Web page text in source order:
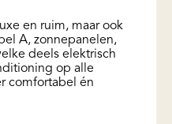
en ruim, maar ook
A, zonnepanelen,
deels elektrisch
op alle
comfortabel én